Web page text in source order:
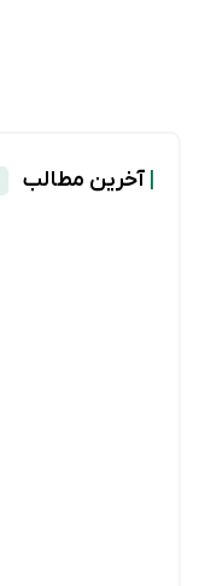
آخرین مطالب